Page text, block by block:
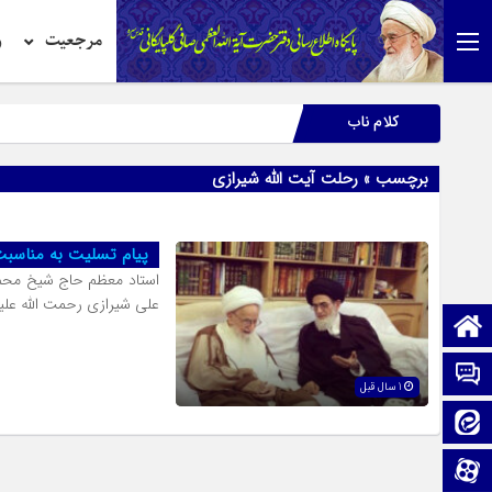
مرجعیت
صفحه نخست
تماس با ما
کلام ناب
برچسب » رحلت آیت الله شیرازی
پیام تسلیت به
استاد معظم حاج شیخ
علی شیرازی رحمت الله